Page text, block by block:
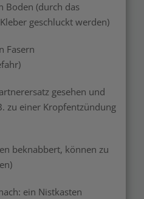
Boden (durch das
geschluckt werden)
Fasern
gesehen und
zu einer Kropfentzündung
beknabbert, können zu
ein Nistkasten